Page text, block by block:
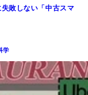
敗しない「中古スマ
学